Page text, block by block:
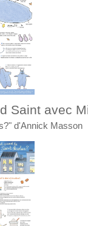
Saint avec
d'Annick Masson